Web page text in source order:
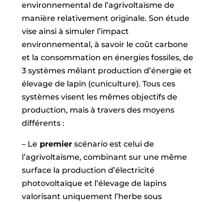
environnemental de l’agrivoltaïsme de
manière relativement originale. Son étude
vise ainsi à simuler l’impact
environnemental, à savoir le coût carbone
et la consommation en énergies fossiles, de
3 systèmes mêlant production d’énergie et
élevage de lapin (cuniculture). Tous ces
systèmes visent les mêmes objectifs de
production, mais à travers des moyens
différents :
– Le premierscénario est celui de
l’agrivoltaïsme, combinant sur une même
surface la production d’électricité
photovoltaïque et l’élevage de lapins
valorisant uniquement l’herbe sous